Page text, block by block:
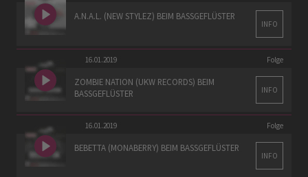
A.N.A.L. (NEW STYLEZ) BEIM BASSGEFLÜSTER
INFO
16.01.2019 Folge
ZOMBIE NATION (UKW RECORDS) BEIM
BASSGEFLÜSTER
INFO
16.01.2019 Folge
BEBETTA (MONABERRY) BEIM BASSGEFLÜSTER
INFO